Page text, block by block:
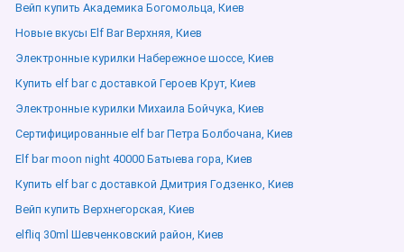
Вейп купить Академика Богомольца, Киев
Новые вкусы Elf Bar Верхняя, Киев
Электронные курилки Набережное шоссе, Киев
Купить elf bar с доставкой Героев Крут, Киев
Электронные курилки Михаила Бойчука, Киев
Сертифицированные elf bar Петра Болбочана, Киев
Elf bar moon night 40000 Батыева гора, Киев
Купить elf bar с доставкой Дмитрия Годзенко, Киев
Вейп купить Верхнегорская, Киев
elfliq 30ml Шевченковский район, Киев